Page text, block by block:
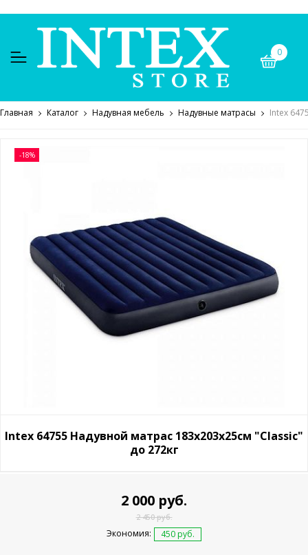
0
Главная Каталог Надувная мебель Надувные матрасы Intex
-18%
Intex 64755 Надувной матрас 183х203х25см "Classic"
до 272кг
2 000 руб.
2 450 руб.
Экономия: 450 руб.